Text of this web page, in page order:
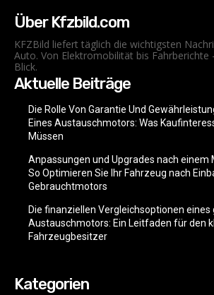
Über Kfzbild.com
KFZBild liefert täglich die wichtigsten
Auto. Von Elektromobilität bis Fahrberichte
Blick.
Aktuelle Beiträge
Die Rolle Von Garantie Und
Eines Austauschmotors: Was
Müssen
Anpassungen und Upgrades nach einem
So Optimieren Sie Ihr Fahrzeug nach
Gebrauchtmotors
Die finanziellen Vergleichsoptionen
Austauschmotors: Ein Leitfaden für den
Fahrzeugbesitzer
Kategorien